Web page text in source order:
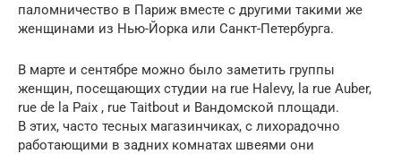
паломничество в Париж вместе с другими такими же
женщинами из Нью-Йорка или Санкт-Петербурга.
В марте и сентябре можно было заметить группы
женщин, посещающих студии на rue Halevy, la rue Auber,
rue de la Paix , rue Taitbout и Вандомской площади.
В этих, часто тесных магазинчиках, с лихорадочно
работающими в задних комнатах швеями они